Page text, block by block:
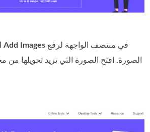
انقر على زرAdd Images
الصورة. افتح الصورة التي تريد تحويلها من